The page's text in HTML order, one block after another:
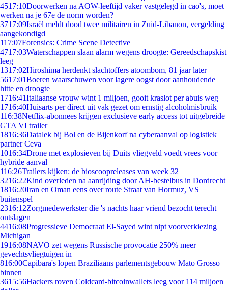
4517:10Doorwerken na AOW-leeftijd vaker vastgelegd in cao's, moet
werken na je 67e de norm worden?
3717:09Israël meldt dood twee militairen in Zuid-Libanon, vergelding
aangekondigd
117:07Forensics: Crime Scene Detective
4717:03Waterschappen slaan alarm wegens droogte: Gereedschapskist
leeg
1317:02Hiroshima herdenkt slachtoffers atoombom, 81 jaar later
5617:01Boeren waarschuwen voor lagere oogst door aanhoudende
hitte en droogte
1716:41Italiaanse vrouw wint 1 miljoen, gooit kraslot per abuis weg
1716:40Huisarts per direct uit vak gezet om ernstig alcoholmisbruik
116:38Netflix-abonnees krijgen exclusieve early access tot uitgebreide
GTA VI trailer
1816:36Datalek bij Bol en de Bijenkorf na cyberaanval op logistiek
partner Ceva
1016:34Drone met explosieven bij Duits vliegveld voedt vrees voor
hybride aanval
116:26Trailers kijken: de bioscoopreleases van week 32
3216:22Kind overleden na aanrijding door AH-bestelbus in Dordrecht
1816:20Iran en Oman eens over route Straat van Hormuz, VS
buitenspel
2316:12Zorgmedewerkster die 's nachts haar vriend bezocht terecht
ontslagen
4416:08Progressieve Democraat El-Sayed wint nipt voorverkiezing
Michigan
1916:08NAVO zet wegens Russische provocatie 250% meer
gevechtsvliegtuigen in
816:00Capibara's lopen Braziliaans parlementsgebouw Mato Grosso
binnen
3615:56Hackers roven Coldcard-bitcoinwallets leeg voor 114 miljoen